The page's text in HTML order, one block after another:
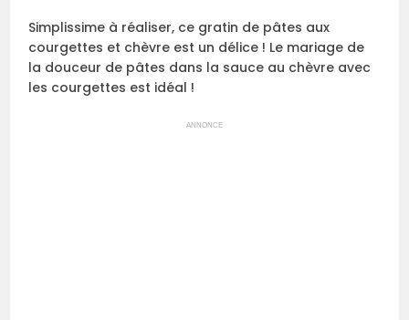
Simplissime à réaliser, ce gratin de pâtes aux
courgettes et chèvre est un délice ! Le mariage de
la douceur de pâtes dans la sauce au chèvre avec
les courgettes est idéal !
ANNONCE